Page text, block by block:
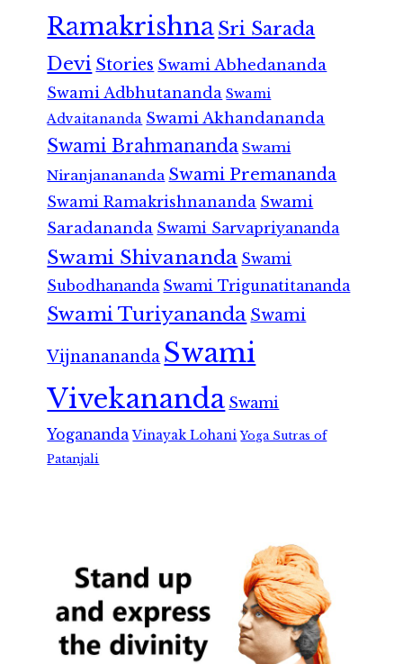
RamakrishnaSri Sarada
Devi Stories Swami Abhedananda
Swami Adbhutananda Swami
Advaitananda Swami Akhandananda
Swami Brahmananda Swami
Niranjanananda Swami Premananda
Swami Ramakrishnananda Swami
Saradananda Swami Sarvapriyananda
Swami Shivananda Swami
Subodhananda Swami Trigunatitananda
Swami Turiyananda Swami
Vijnanananda Swami
Vivekananda Swami
Yogananda Vinayak Lohani Yoga Sutras of
Patanjali